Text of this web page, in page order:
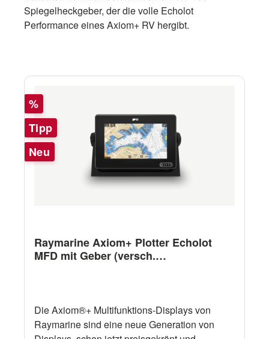
Spiegelheckgeber, der die volle Echolot
Performance eines Axiom+ RV hergibt.
Rabatt
%
Tipp
Neu
Raymarine Axiom+ Plotter Echolot
MFD mit Geber (versch.
Die Axiom®+ Multifunktions-Displays von
Raymarine sind eine neue Generation von